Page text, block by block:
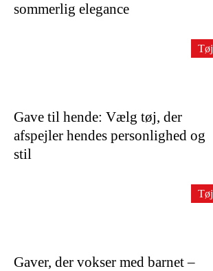
sommerlig elegance
Gave til hende: Vælg tøj, der
afspejler hendes personlighed og
stil
Tøj
Gaver, der vokser med barnet –
Tøj